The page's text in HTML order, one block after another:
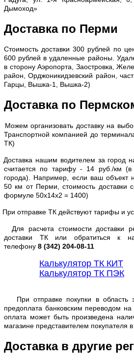
Дымоход»
Доставка по Перми
Стоимость доставки 300 рублей по
600 рублей в удаленные районы.
в сторону Аэропорта, Заостровка,
район, Орджоникидзевский район,
Гарцы, Вышка-1, Вышка-2)
Доставка по
Можем организовать доставку на
Транспортной компанией до
ТК)
Доставка нашим водителем за город
считается по тарифу - 14 руб./км
города). Например, если ваш объект
50 км от Перми, стоимость доставки
формуле 50х14х2 = 1400)
При отправке ТК действуют тарифы и
Для расчета стоимости доставки
доставки ТК или обратиться к
телефону 8 (342) 204-08-11
Калькулятор ТК КИТ
Калькулятор ТК ПЭК
При отправке покупки в область
предоплата банковским переводом
оплата может быть произведена
магазине представителем покупателя
Доставка в другие